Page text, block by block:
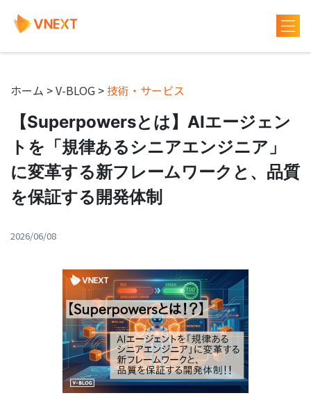
ホーム >V-BLOG >技術・サービス
【Superpowersとは】AIエージェン
トを「規律あるシニアエンジニア」
に変革する新フレームワークと、品質
を保証する開発体制
2026/06/08